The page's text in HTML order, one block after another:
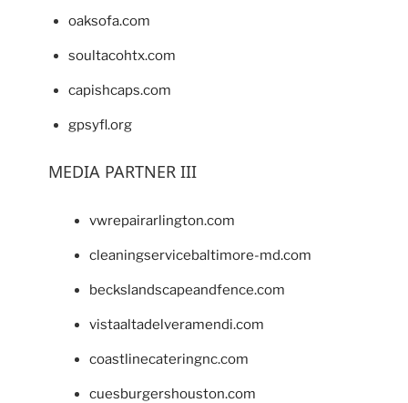
oaksofa.com
soultacohtx.com
capishcaps.com
gpsyfl.org
MEDIA PARTNER III
vwrepairarlington.com
cleaningservicebaltimore-md.com
beckslandscapeandfence.com
vistaaltadelveramendi.com
coastlinecateringnc.com
cuesburgershouston.com